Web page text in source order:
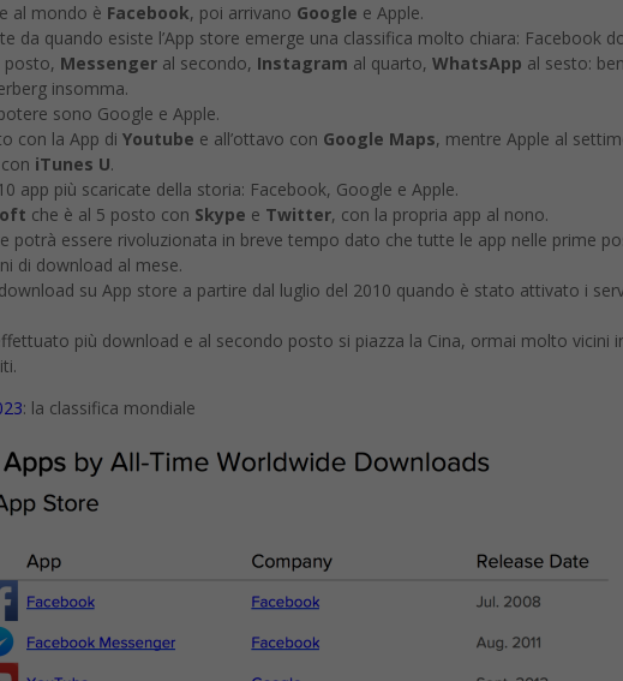
al mondo è Facebook, poi arrivano Google e Apple.
da quando esiste l’App store emerge una classifica molto chiara: Facebook
posto, Messenger al secondo, Instagram al quarto, WhatsApp al sesto:
insomma.
sono Google e Apple.
con la App di Youtube e all’ottavo con Google Maps, mentre Apple al
iTunes U.
app più scaricate della storia: Facebook, Google e Apple.
che è al 5 posto con Skype e Twitter, con la propria app al nono.
potrà essere rivoluzionata in breve tempo dato che tutte le app nelle prime
di download al mese.
su App store a partire dal luglio del 2010 quando è stato attivato i
più download e al secondo posto si piazza la Cina, ormai molto vicini
: la classifica mondiale